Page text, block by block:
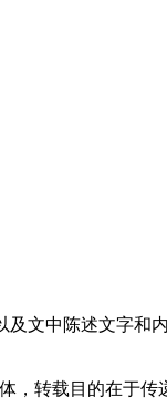
文中陈述文字
转载目的在于